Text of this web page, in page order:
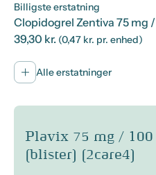
Billigste erstatning
Clopidogrel Zentiva 75 mg
39,30 kr. (0,47 kr. pr. enhed)
Alle erstatninger
Plavix 75 mg / 100 stk.
(blister) (2care4)